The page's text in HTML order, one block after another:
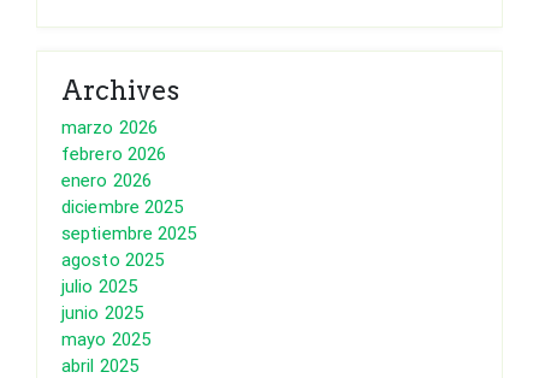
Archives
marzo 2026
febrero 2026
enero 2026
diciembre 2025
septiembre 2025
agosto 2025
julio 2025
junio 2025
mayo 2025
abril 2025